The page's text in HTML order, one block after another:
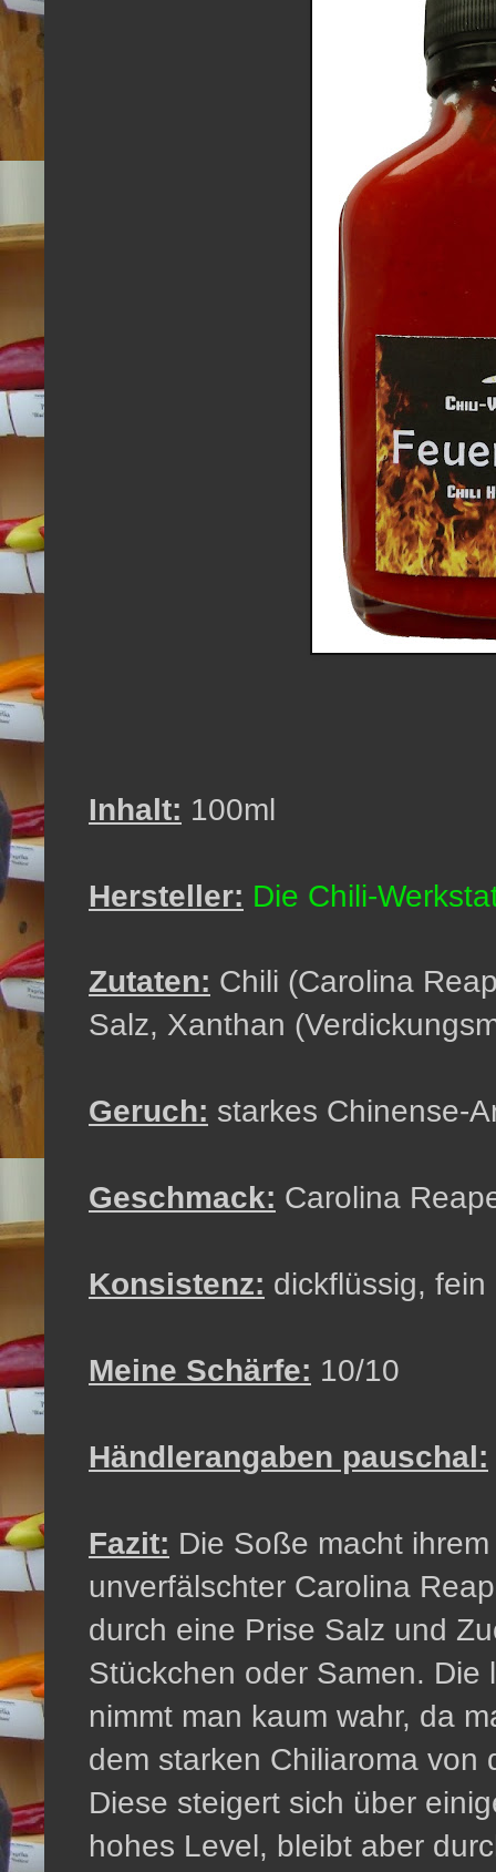
Inhalt: 100ml
Hersteller: Die Chili-
Zutaten: Chili (Carolina
Salz, Xanthan
Geruch: starkes Chinense-
Geschmack: Carolina
Konsistenz: dickflüssig, fein
Meine Schärfe: 10/10
Händlerangaben pauschal:
Fazit: Die Soße macht
unverfälschter Carolina
durch eine Prise Salz und
Stückchen oder Samen. Die
nimmt man kaum wahr, da
dem starken Chiliaroma von
Diese steigert sich über
hohes Level, bleibt aber